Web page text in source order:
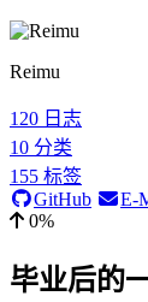
Reimu
120 日志
10 分类
155 标签
GitHub
E-
0%
毕业后的